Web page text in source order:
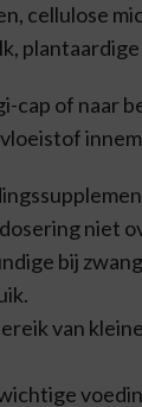
cellulose
cap of naar
niet
bij
van